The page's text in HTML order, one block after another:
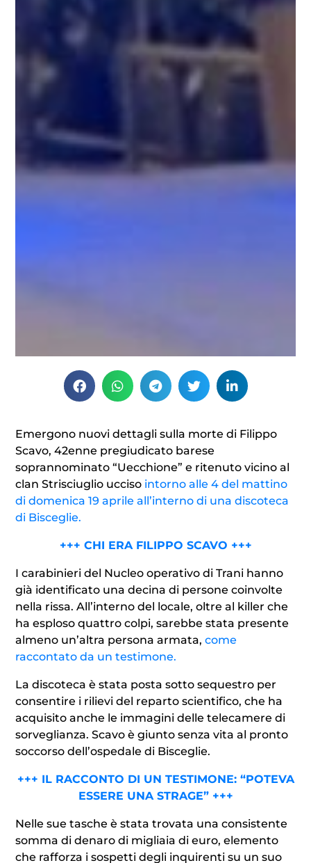
Emergono nuovi dettagli sulla morte di Filippo
Scavo, 42enne pregiudicato barese
soprannominato “Uecchione” e ritenuto vicino al
clan Strisciuglio ucciso intorno alle 4 del mattino
di domenica 19 aprileall’interno di una discoteca
di Bisceglie.
+++ CHI ERA FILIPPO SCAVO +++
I carabinieri del Nucleo operativo di Trani hanno
già identificato una decina di persone coinvolte
nella rissa. All’interno del locale, oltre al killer che
ha esploso quattro colpi, sarebbe stata presente
almeno un’altra persona armata, come
raccontato da un testimone.
La discoteca è stata posta sotto sequestro per
consentire i rilievi del reparto scientifico, che ha
acquisito anche le immagini delle telecamere di
sorveglianza. Scavo è giunto senza vita al pronto
soccorso dell’ospedale di Bisceglie.
+++ IL RACCONTO DI UN TESTIMONE: “POTEVA
ESSERE UNA STRAGE” +++
Nelle sue tasche è stata trovata una consistente
somma di denaro di migliaia di euro, elemento
che rafforza i sospetti degli inquirenti su un suo